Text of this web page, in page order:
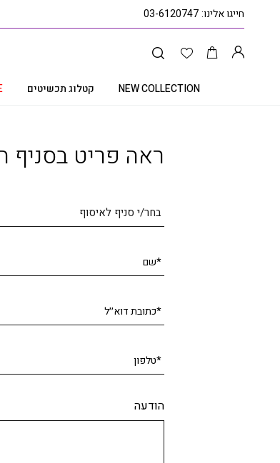
חייגו אלינו:03-6120747
NEW COLLECTION קטלוג תכשיטים
ראה פריט בסניף
בחר/י סניף לאיסוף
*שם
*כתובת דוא׳׳ל
*טלפון
הודעה